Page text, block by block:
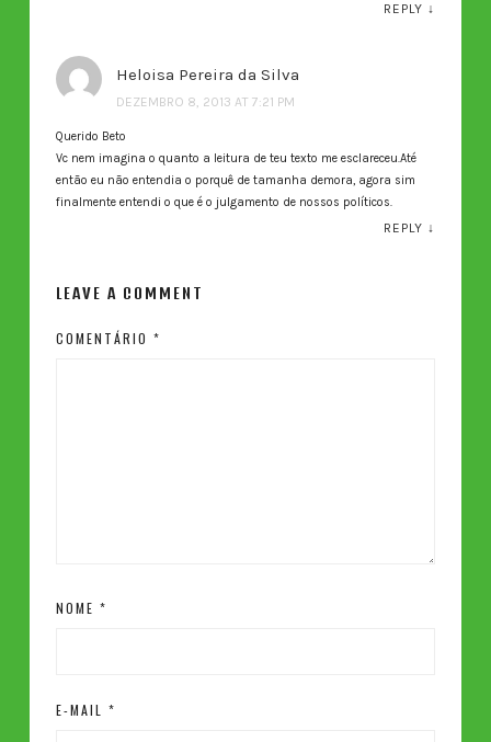
REPLY ↓
Heloisa Pereira da Silva
DEZEMBRO 8, 2013 AT 7:21 PM
Querido Beto
Vc nem imagina o quanto a leitura de teu texto me esclareceu.Até
então eu não entendia o porquê de tamanha demora, agora sim
finalmente entendi o que é o julgamento de nossos políticos.
REPLY ↓
LEAVE A COMMENT
COMENTÁRIO *
NOME *
E-MAIL *